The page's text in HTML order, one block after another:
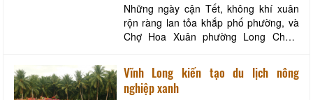
Những ngày cận Tết, không khí xuân
rộn ràng lan tỏa khắp phố phường, và
Chợ Hoa Xuân phường Long Châu,
quen thuộc của người dân địa phương
cùng du khách gần xa. Sắc mai vàng,
vạn thọ, hoa giấy,… thắm hòa quyện
Vĩnh Long kiến tạo du lịch nông
nghiệp xanh